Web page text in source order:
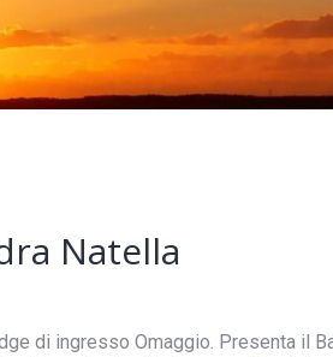
Natella
di ingresso Omaggio. Presenta il